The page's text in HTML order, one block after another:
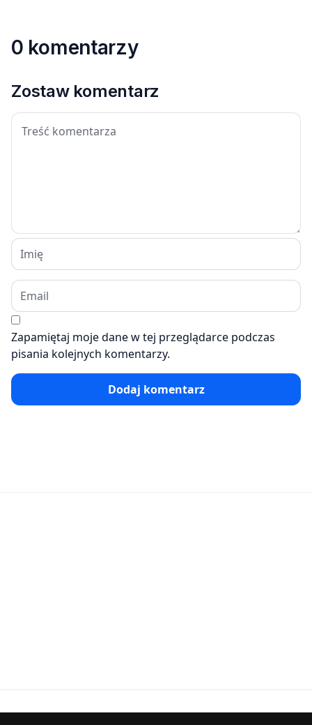
0 komentarzy
Zostaw komentarz
Zapamiętaj moje dane w tej przeglądarce podczas
pisania kolejnych komentarzy.
Dodaj komentarz